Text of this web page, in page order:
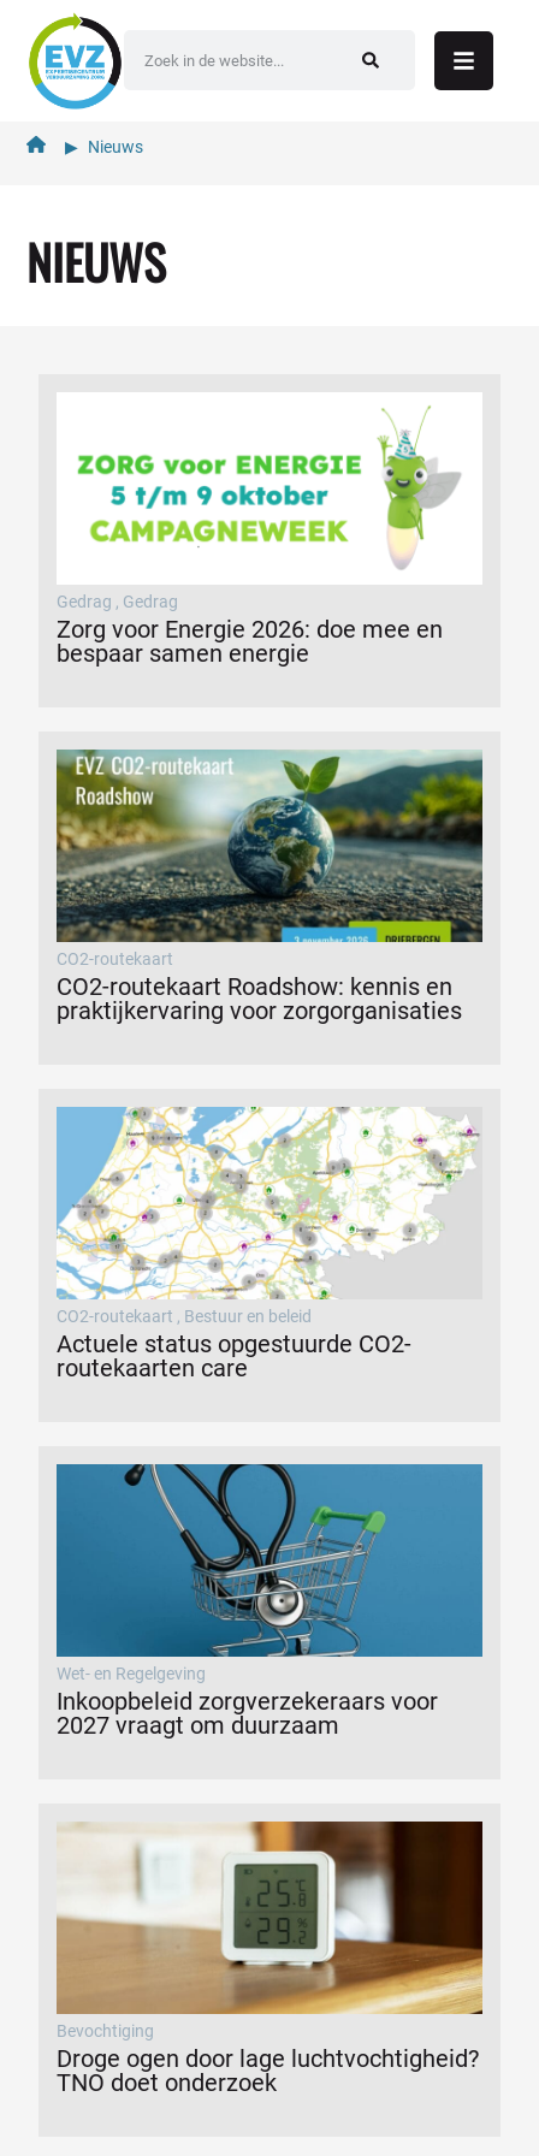
inhoud
▶︎ Nieuws
NIEUWS
Gedrag , Gedrag
Zorg voor Energie 2026: doe mee en
bespaar samen energie
CO2-routekaart
CO2-routekaart Roadshow: kennis en
praktijkervaring voor zorgorganisaties
CO2-routekaart , Bestuur en beleid
Actuele status opgestuurde CO2-
routekaarten care
Wet- en Regelgeving
Inkoopbeleid zorgverzekeraars voor
2027 vraagt om duurzaam
Bevochtiging
Droge ogen door lage luchtvochtigheid?
TNO doet onderzoek